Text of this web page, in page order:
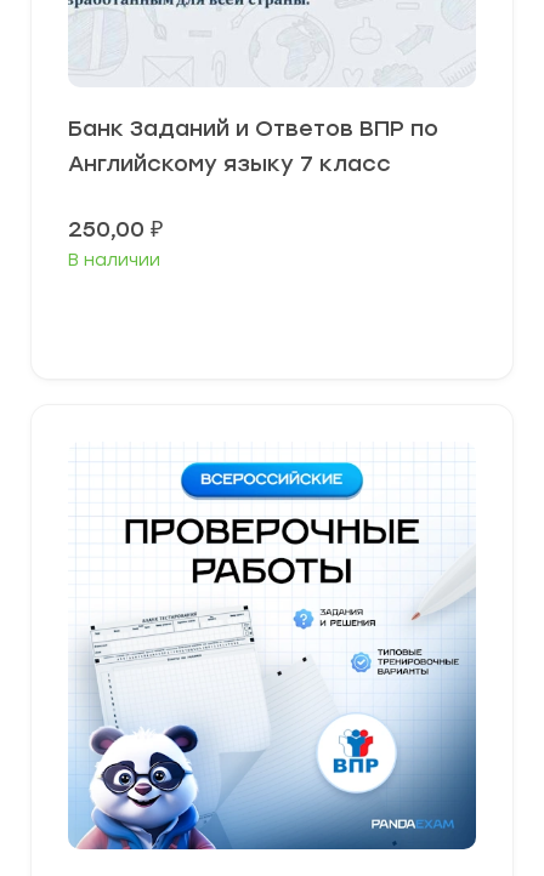
Банк Заданий и Ответов ВПР по
Английскому языку 7 класс
250,00 ₽
В наличии